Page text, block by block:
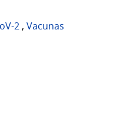
2, Vacunas